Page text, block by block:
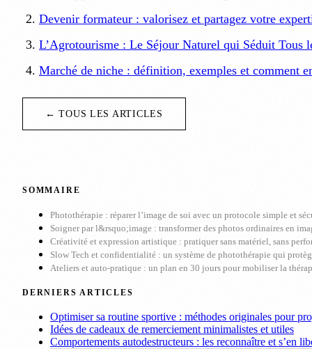
Devenir formateur : valorisez et partagez votre
L’Agrotourisme : Le Séjour Naturel qui Séduit Tous
Marché de niche : définition, exemples et comment
← TOUS LES ARTICLES
SOMMAIRE
Photothérapie : réparer l’image de soi avec un protocole simple et
Soigner par l&rsquo;image : transformer des photos ordinaires en
Créativité et expression artistique : pratiquer sans matériel, sans
Slow Tech et confidentialité : un système de photothérapie qui
Ateliers et auto-pratique : un plan en 30 jours pour mobiliser la
DERNIERS ARTICLES
Optimiser sa routine sportive : méthodes originales pour
Idées de cadeaux de remerciement minimalistes et utiles
Comportements autodestructeurs : les reconnaître et s’en